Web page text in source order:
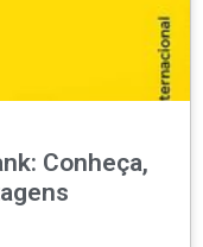
Conheça,